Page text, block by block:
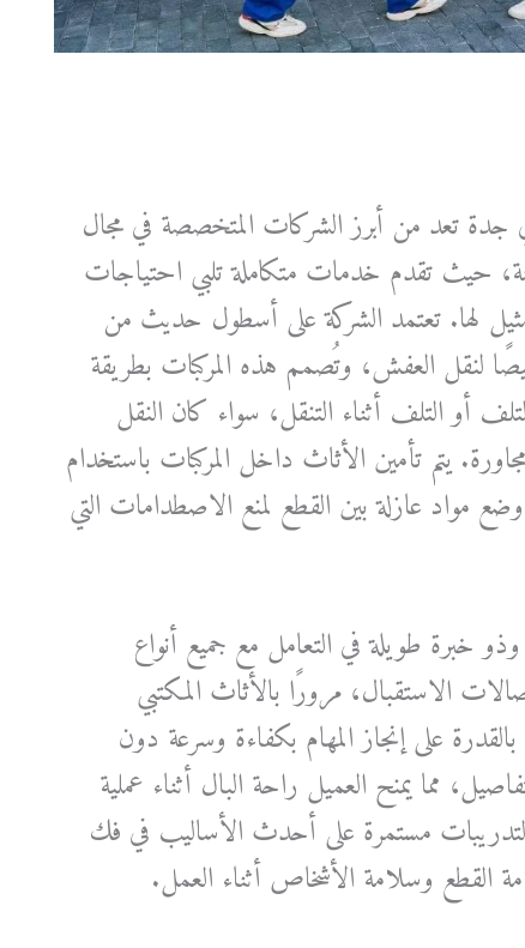
تعد من أبرز الشركات المتخصصة في مجال
حيث تقدم خدمات متكاملة تلبي احتياجات
مثيل لها. تعتمد الشركة على أسطول حديث من
لنقل العفش، وتُصمم هذه المركبات بطريقة
أو التلف أثناء التنقل، سواء كان النقل
يتم تأمين الأثاث داخل المركبات باستخدام
مواد عازلة بين القطع لمنع الاصطدامات التي
خبرة طويلة في التعامل مع جميع أنواع
الاستقبال، مرورًا بالأثاث المكتبي
بالقدرة على إنجاز المهام بكفاءة وسرعة دون
مما يمنح العميل راحة البال أثناء عملية
لتدريبات مستمرة على أحدث الأساليب في فك
القطع وسلامة الأشخاص أثناء العمل.